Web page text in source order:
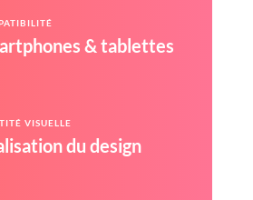
& tablettes
VISUELLE
du design